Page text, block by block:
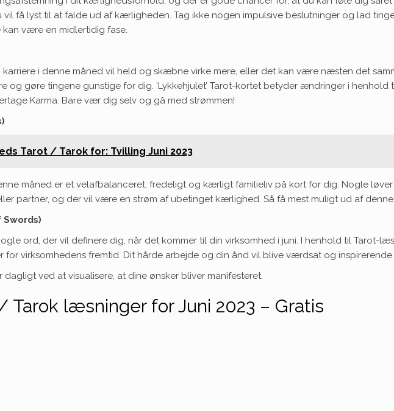
vil få lyst til at falde ud af kærligheden. Tag ikke nogen impulsive beslutninger og lad
være en midlertidig fase.
i denne måned vil held og skæbne virke mere, eller det kan være næsten det
og gøre tingene gunstige for dig. ‘Lykkehjulet’ Tarot-kortet betyder ændringer i
Karma. Bare vær dig selv og gå med strømmen!
Tarot / Tarok for: Tvilling Juni 2023
måned er et velafbalanceret, fredeligt og kærligt familieliv på kort for dig. Nogle
partner, og der vil være en strøm af ubetinget kærlighed. Så få mest muligt ud af denne
Swords)
ord, der vil definere dig, når det kommer til din virksomhed i juni. I henhold til Tarot-
virksomhedens fremtid. Dit hårde arbejde og din ånd vil blive værdsat og
dagligt ved at visualisere, at dine ønsker bliver manifesteret.
læsninger for Juni 2023 – Gratis